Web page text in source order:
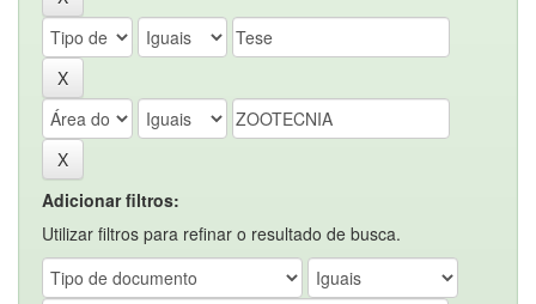
Adicionar filtros:
Utilizar filtros para refinar o resultado de busca.